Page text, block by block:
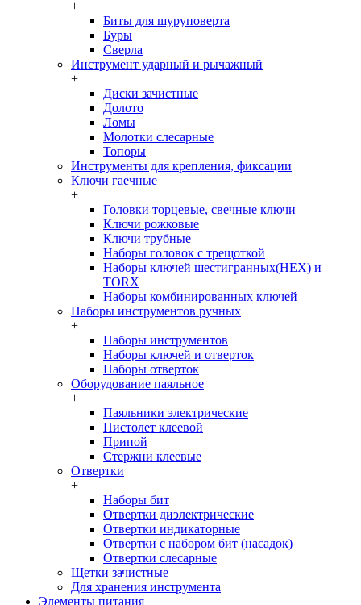
+
Биты для шуруповерта
Буры
Сверла
Инструмент ударный и рычажный
+
Диски зачистные
Долото
Ломы
Молотки слесарные
Топоры
Инструменты для крепления, фиксации
Ключи гаечные
+
Головки торцевые, свечные ключи
Ключи рожковые
Ключи трубные
Наборы головок c трещоткой
Наборы ключей шестигранных(HEX) и
TORX
Наборы комбинированных ключей
Наборы инструментов ручных
+
Наборы инструментов
Наборы ключей и отверток
Наборы отверток
Оборудование паяльное
+
Паяльники электрические
Пистолет клеевой
Припой
Стержни клеевые
Отвертки
+
Наборы бит
Отвертки диэлектрические
Отвертки индикаторные
Отвертки с набором бит (насадок)
Отвертки слесарные
Щетки зачистные
Для хранения инструмента
Элементы питания